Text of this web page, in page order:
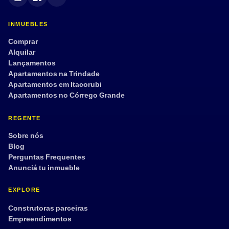
INMUEBLES
Comprar
Alquilar
Lançamentos
Apartamentos na Trindade
Apartamentos em Itacorubi
Apartamentos no Córrego Grande
REGENTE
Sobre nós
Blog
Perguntas Frequentes
Anunciá tu inmueble
EXPLORE
Construtoras parceiras
Empreendimentos